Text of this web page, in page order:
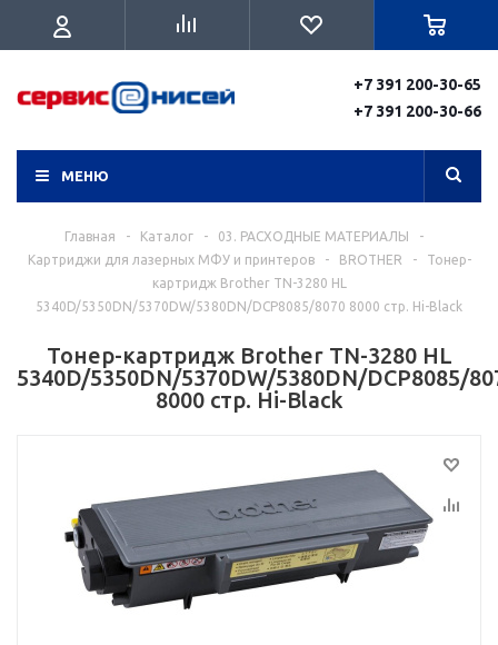
+7 391 200-30-65
+7 391 200-30-66
МЕНЮ
Главная - Каталог - 03. РАСХОДНЫЕ МАТЕРИАЛЫ
-
Картриджи для лазерных МФУ и принтеров
- BROTHER -
Тонер-
картридж Brother TN-3280 HL
5340D/5350DN/5370DW/5380DN/DCP8085/8070 8000 стр. Hi-Black
Тонер-картридж Brother TN-3280 HL
5340D/5350DN/5370DW/5380DN/DCP8085/
8000 стр. Hi-Black